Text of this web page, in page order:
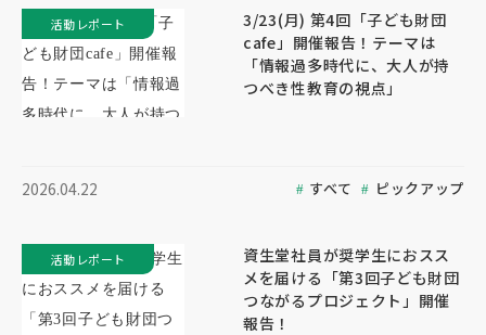
3/23(月) 第4回「子ども財団
cafe」開催報告！テーマは
「情報過多時代に、大人が持
つべき性教育の視点」
2026.04.22 すべて ピックアップ
活動レポート
資生堂社員が奨学生におスス
メを届ける「第3回子ども財団
つながるプロジェクト」開催
報告！
活動レポート